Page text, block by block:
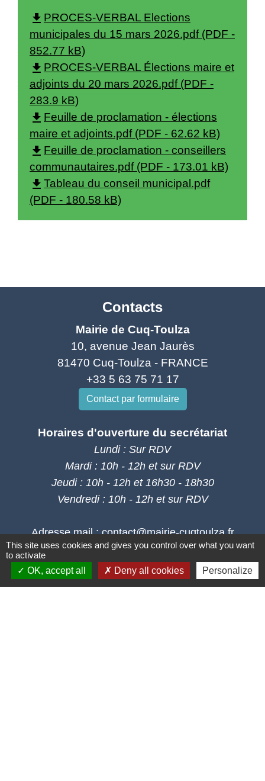
file_download PROCES-VERBAL Elections
municipales du 15 mars 2026.pdf (PDF -
852.77 kB)
file_download PROCES-VERBAL Élections maire et
adjoints du 20 mars 2026.pdf (PDF -
283.9 kB)
file_download Feuille de proclamation - élections
maire et adjoints.pdf (PDF - 62.62 kB)
file_download Feuille de proclamation - conseillers
communautaires.pdf (PDF - 173.01 kB)
file_download Tableau du conseil municipal.pdf
(PDF - 180.58 kB)
Contacts
Mairie de Cuq-Toulza
10, avenue Jean Jaurès
81470 Cuq-Toulza - FRANCE
+33 5 63 75 71 17
Contact par formulaire
Horaires d'ouverture du secrétariat
Lundi : Sur RDV
Mardi : 10h - 12h et sur RDV
Jeudi : 10h - 12h et 16h30 - 18h30
Vendredi : 10h - 12h et sur RDV
Adresse mail : contact@mairie-cuqtoulza.fr
This site uses cookies and gives you control over what you want
to activate
OK, accept all
Deny all cookies Personalize